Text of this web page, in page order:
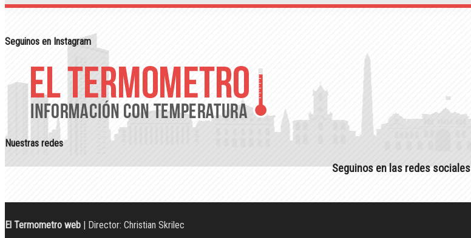
Seguinos en Instagram
Nuestras redes
Seguinos en las redes sociales
El Termometro web | Director: Christian Skrilec